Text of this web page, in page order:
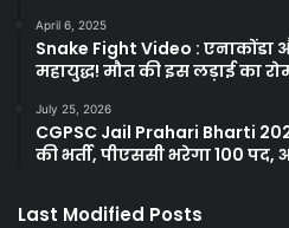
April 6, 2025
Snake Fight Video :
महायुद्ध! मौत की इस लड़ाई का
July 25, 2026
CGPSC Jail Prahari Bharti
की भर्ती, पीएससी भरेगा 100 पद,
Last Modified Posts